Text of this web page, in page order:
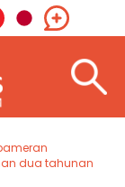
dua tahunan